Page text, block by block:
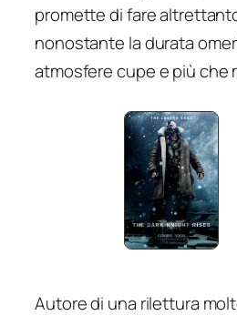
promette di fare
nonostante la durata
atmosfere cupe e più che
Autore di una rilettura